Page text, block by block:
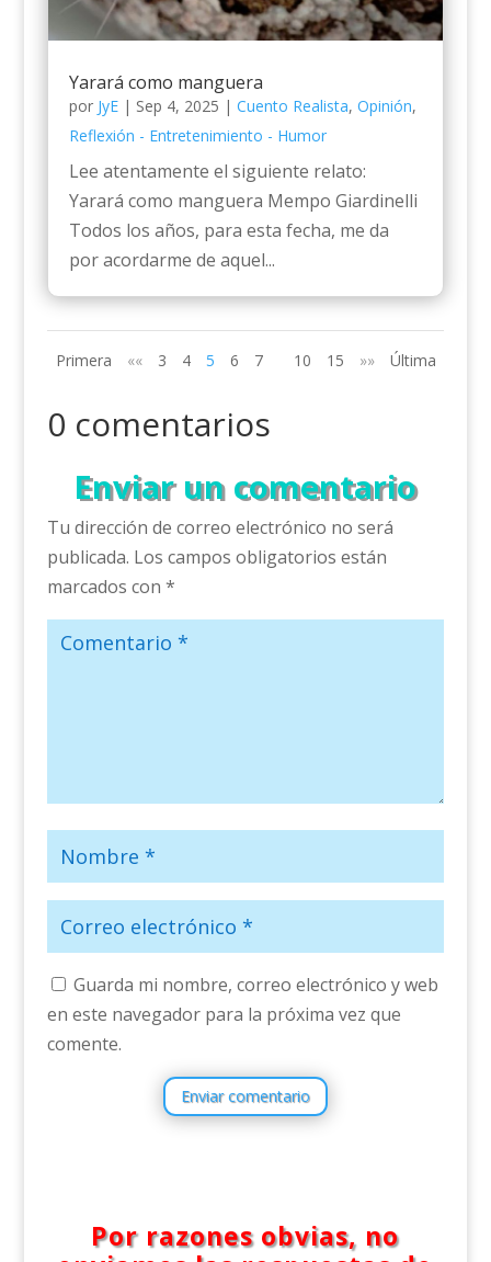
Yarará como manguera
por JyE| Sep 4, 2025 | Cuento Realista, Opinión,
Reflexión - Entretenimiento - Humor
Lee atentamente el siguiente relato:
Yarará como manguera Mempo Giardinelli
Todos los años, para esta fecha, me da
por acordarme de aquel...
Primera «« 3 4 5 6 7 10 15 »» Última
0 comentarios
Enviar un comentario
Tu dirección de correo electrónico no será
publicada. Los campos obligatorios están
marcados con *
Guarda mi nombre, correo electrónico y web
en este navegador para la próxima vez que
comente.
Enviar comentario
Por razones obvias, no